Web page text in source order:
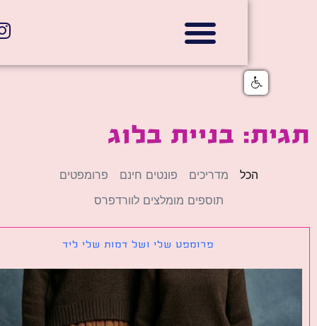
בניית בלוג
מדריכים פונטים חינם
פרומפטים
תוספים מומלצים לוורדפרס
פרומפט שלי ושל דמות שלי ליד